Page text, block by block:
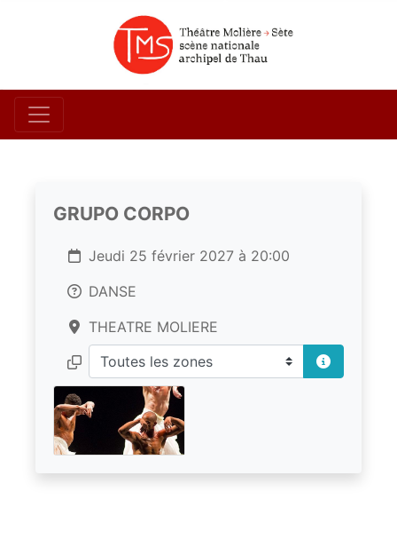
GRUPO CORPO
Jeudi 25 février 2027 à 20:00
DANSE
THEATRE MOLIERE